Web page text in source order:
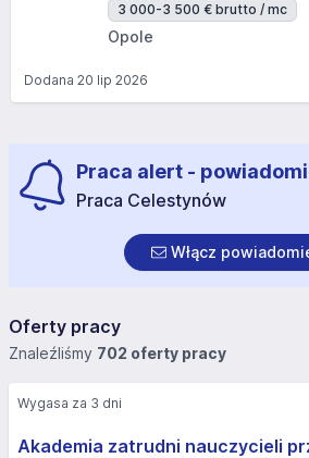
3 000-3 500 € brutto / mc
Opole
Dodana 20 lip 2026
Praca alert -
Praca Celestynów
Włącz
Oferty pracy
Znaleźliśmy 702 oferty pracy
Akademia zatrudni nauczycieli
Wygasa za 3 dni